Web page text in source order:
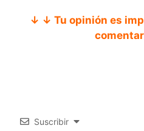
↓ ↓ Tu opinión es
Suscribir